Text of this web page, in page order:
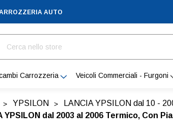
AUTO
Carrozzeria Veicoli Commerciali - Furgoni
YPSILON
LANCIA YPSILON dal 10 -
dal 2003 al 2006 Termico, Con